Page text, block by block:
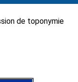
de toponymie